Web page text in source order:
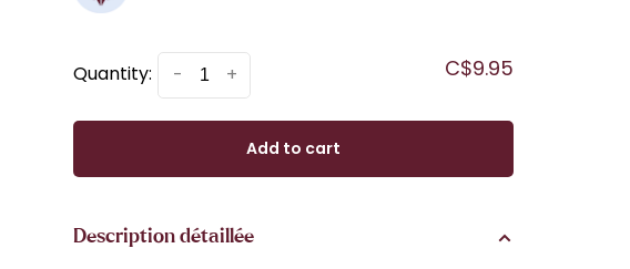
Quantity: +
- C$9.95
Add to cart
Description détaillée